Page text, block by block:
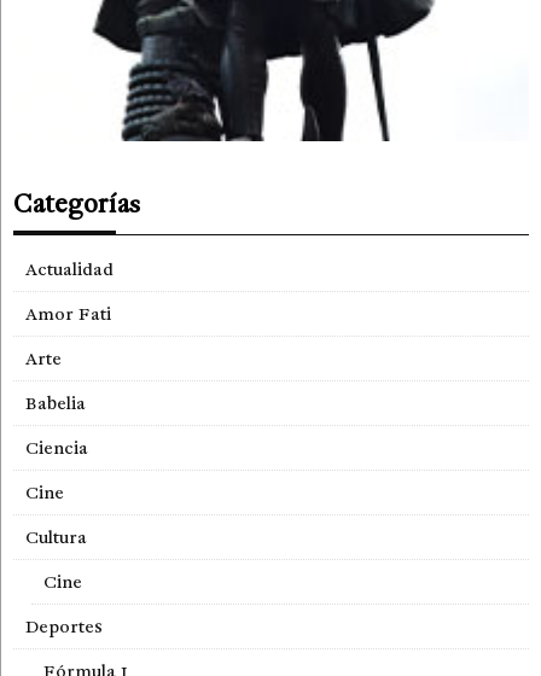
Categorías
Actualidad
Amor Fati
Arte
Babelia
Ciencia
Cine
Cultura
Cine
Deportes
Fórmula 1